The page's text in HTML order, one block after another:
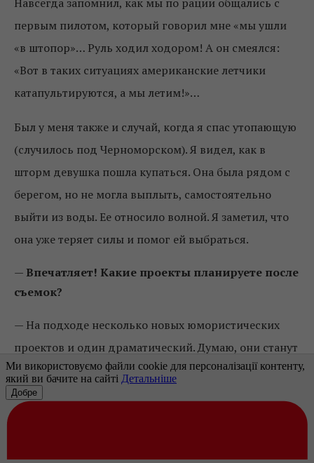
Навсегда запомнил, как мы по рации общались с
первым пилотом, который говорил мне «мы ушли
«в штопор»… Руль ходил ходором! А он смеялся:
«Вот в таких ситуациях американские летчики
катапультируются, а мы летим!»…
Был у меня также и случай, когда я спас утопающую
(случилось под Черноморском). Я видел, как в
шторм девушка пошла купаться. Она была рядом с
берегом, но не могла выплыть, самостоятельно
выйти из воды. Ее относило волной. Я заметил, что
она уже теряет силы и помог ей выбраться.
— Впечатляет! Какие проекты планируете после
съемок?
— На подходе несколько новых юмористических
проектов и один драматический. Думаю, они станут
хитами. Подробно рассказывать пока не могу.
Продюсер Александра Лозинская: